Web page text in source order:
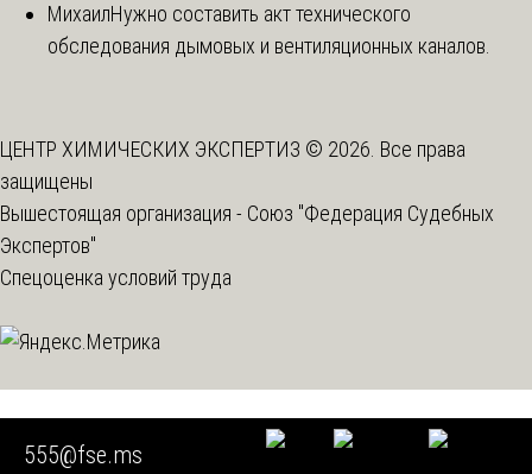
МихаилНужно составить акт технического
обследования дымовых и вентиляционных каналов.
ЦЕНТР ХИМИЧЕСКИХ ЭКСПЕРТИЗ © 2026. Все права
защищены
Вышестоящая организация - Союз "Федерация Судебных
Экспертов"
Спецоценка условий труда
555@fse.ms